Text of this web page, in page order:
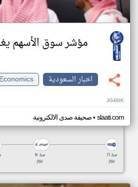
مؤشر سوق الأسهم
اخبار السعودية
Economics
JG46IK
صحيفة صدى الالكترونية• slaati.com
منذ ١٧
يوم
منذ ١٦
يوم